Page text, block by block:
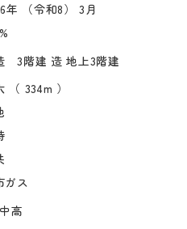
年 （令和8） 3月
3階建 造 地上3階建
（ 334m ）
ガス
高